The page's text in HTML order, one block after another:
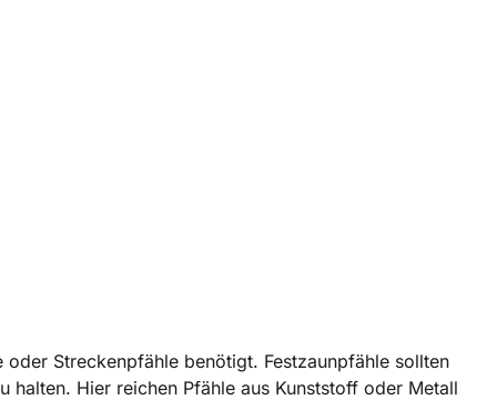
Streckenpfähle benötigt. Festzaunpfähle sollten
Hier reichen Pfähle aus Kunststoff oder Metall